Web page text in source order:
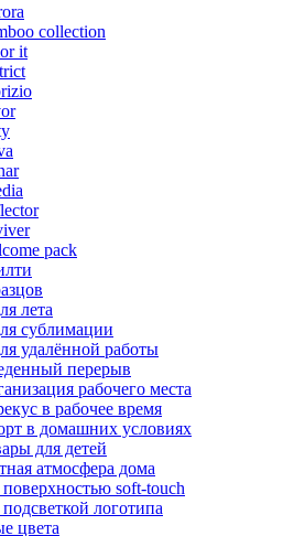
collection
it
pack
лета
сублимации
удалённой работы
перерыв
рабочего места
в рабочее время
в домашних условиях
для детей
атмосфера дома
soft-touch
логотипа
цвета